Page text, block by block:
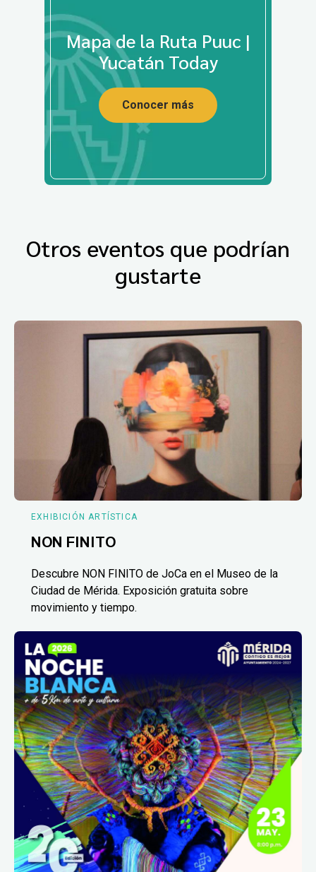
Mapa de la Ruta Puuc |
Yucatán Today
Conocer más
Otros eventos que podrían
gustarte
EXHIBICIÓN ARTÍSTICA
NON FINITO
Descubre NON FINITO de JoCa en el Museo de la
Ciudad de Mérida. Exposición gratuita sobre
movimiento y tiempo.